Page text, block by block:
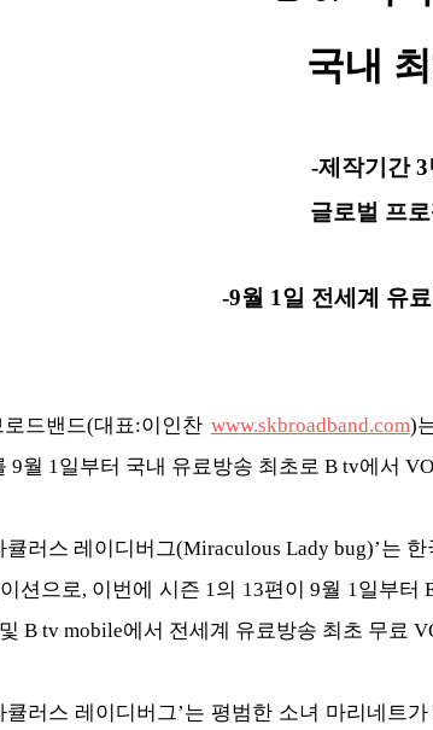
국내
-제작기간
글로벌 프로
-9월 1일 전세계 유
로드밴드(대표:이인찬 www.skbroadband.com)
9월 1일부터 국내 유료방송 최초로 B tv에서
큘러스 레이디버그(Miraculous Lady bug)’는
션으로, 이번에 시즌 1의 13편이 9월 1일부터
B tv mobile에서 전세계 유료방송 최초 무료
큘러스 레이디버그’는 평범한 소녀 마리네트